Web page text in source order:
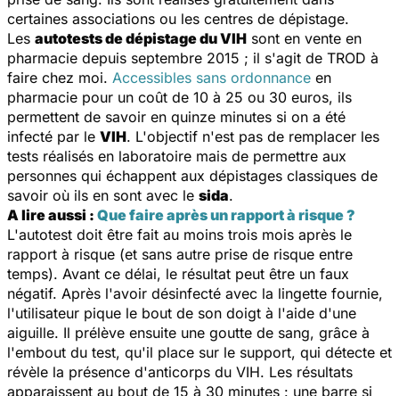
certaines associations ou les centres de dépistage.
Les autotests de dépistage du VIH sont en vente en
pharmacie depuis septembre 2015 ; il s'agit de TROD à
faire chez moi. Accessibles sans ordonnance en
pharmacie pour un coût de 10 à 25 ou 30 euros, ils
permettent de savoir en quinze minutes si on a été
infecté par le VIH. L'objectif n'est pas de remplacer les
tests réalisés en laboratoire mais de permettre aux
personnes qui échappent aux dépistages classiques de
savoir où ils en sont avec le sida.
A lire aussi : Que faire après un rapport à risque ?
L'autotest doit être fait au moins trois mois après le
rapport à risque (et sans autre prise de risque entre
temps). Avant ce délai, le résultat peut être un faux
négatif. Après l'avoir désinfecté avec la lingette fournie,
l'utilisateur pique le bout de son doigt à l'aide d'une
aiguille. Il prélève ensuite une goutte de sang, grâce à
l'embout du test, qu'il place sur le support, qui détecte et
révèle la présence d'anticorps du VIH. Les résultats
apparaissent au bout de 15 à 30 minutes : une barre si